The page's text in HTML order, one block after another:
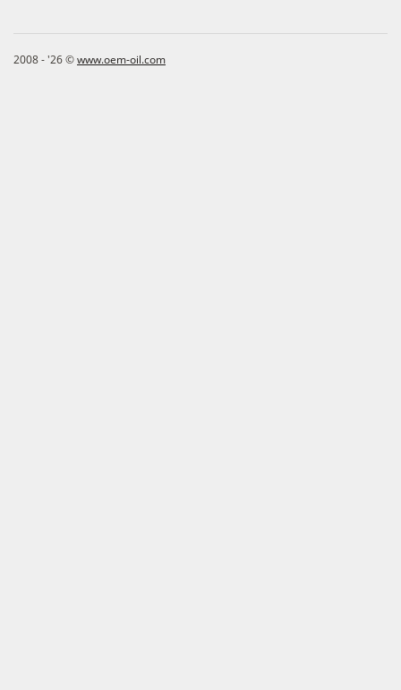
2008 - '26 ©www.oem-oil.com